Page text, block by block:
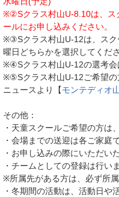
※②Sクラス村山U-8.10は、ス
ールにお申し込みください。
※③Sクラス村山U-12は、スク
曜日どちらかを選択してくだ
※④Sクラス村山U-12の選考会
※⑤Sクラス村山U-12ご希望の
ニュースより【 モンテディオ
その他：
・天童スクールご希望の方は
・会場までの送迎は各ご家庭
・お申し込みの際にいただい
・チームとしての登録は行い
※所属先がある方は、必ず所
・冬期間の活動は、活動日や